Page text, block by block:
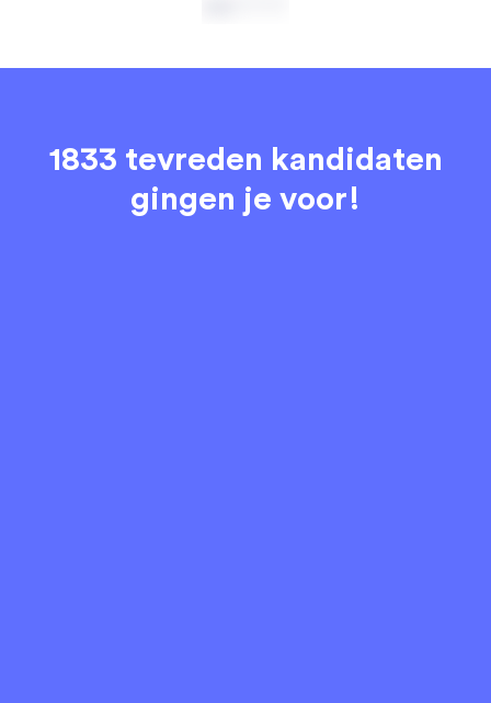
1833 tevreden kandidaten
gingen je voor!